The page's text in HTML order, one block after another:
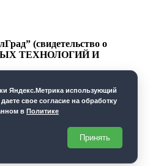
(свидетельство о
ТЕХНОЛОГИЙ И
Яндекс.Метрика использующий
свое согласие на обработку
в Политике
Принять